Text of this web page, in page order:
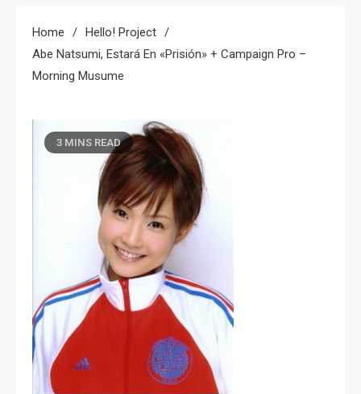
Home
Hello! Project
Abe Natsumi, Estará En «prisión» + Campaign Pro –
Morning Musume
3 MINS READ